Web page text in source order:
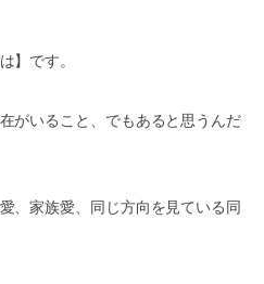
】です。
がいること、でもあると思うんだ
、家族愛、同じ方向を見ている同